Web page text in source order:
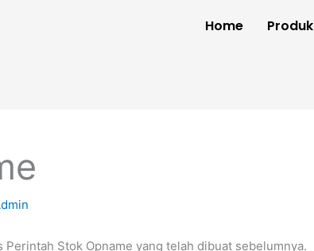
Home Produk
Stok Opname yang telah dibuat sebelumnya.